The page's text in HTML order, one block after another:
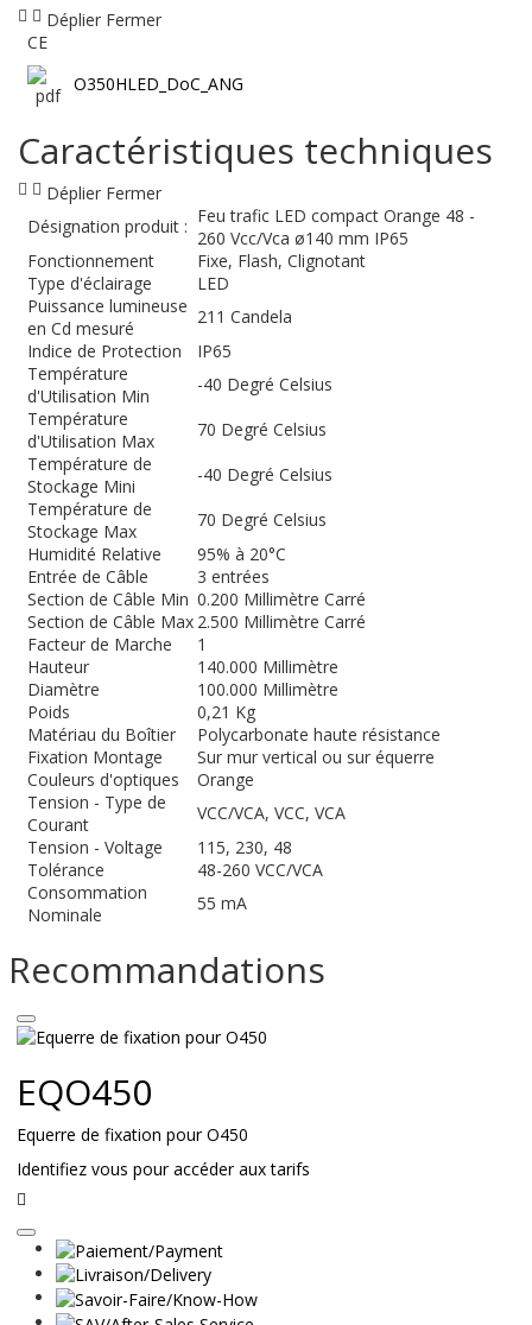
Déplier Fermer
CE
O350HLED_DoC_ANG
Caractéristiques techniques
Déplier Fermer
Désignation produit : Feu trafic LED compact Orange 48 -
260 Vcc/Vca ø140 mm IP65
Fonctionnement
Fixe, Flash, Clignotant
Type d'éclairage
LED
Puissance lumineuse
en Cd mesuré
211 Candela
Indice de Protection
IP65
Température
d'Utilisation Min
-40 Degré Celsius
Température
d'Utilisation Max
70 Degré Celsius
Température de
Stockage Mini
-40 Degré Celsius
Température de
Stockage Max
70 Degré Celsius
Humidité Relative
95% à 20°C
Entrée de Câble
3 entrées
Section de Câble Min 0.200 Millimètre Carré
Section de Câble Max 2.500 Millimètre Carré
Facteur de Marche
1
Hauteur
140.000 Millimètre
Diamètre
100.000 Millimètre
Poids
0,21 Kg
Matériau du Boîtier
Polycarbonate haute résistance
Fixation Montage
Sur mur vertical ou sur équerre
Couleurs d'optiques
Orange
Tension - Type de
Courant
VCC/VCA, VCC, VCA
Tension - Voltage
115, 230, 48
Tolérance
48-260 VCC/VCA
Consommation
Nominale
55 mA
Recommandations
EQO450
Equerre de fixation pour O450
Identifiez vous pour accéder aux tarifs
la
suite